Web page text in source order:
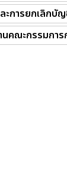
การยกเลิกบั
คณะกรรมกา